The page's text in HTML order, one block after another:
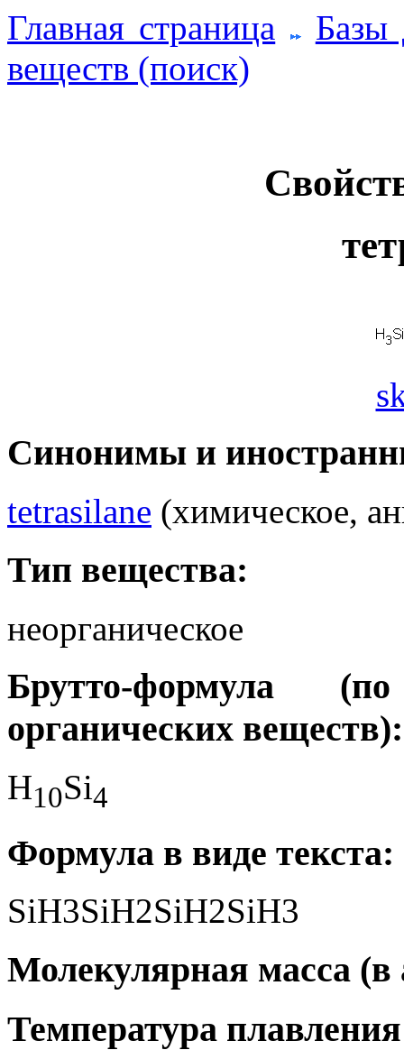
Главная страница
Базы
веществ (поиск)
Синонимы и
tetrasilane (химическое,
Тип вещества:
неорганическое
Брутто-формула
органических веществ):
H10Si4
Формула в виде текста:
SiH3SiH2SiH2SiH3
Молекулярная масса (в
Температура